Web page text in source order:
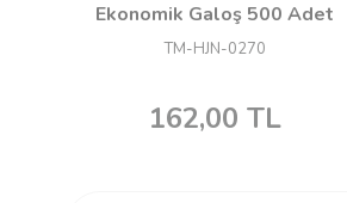
Ekonomik Galoş 500 Adet
TM-HJN-0270
162,00 TL